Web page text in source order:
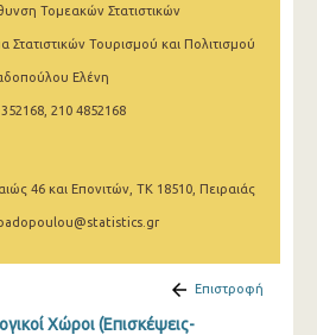
Τομεακών Στατιστικών
Στατιστικών Τουρισμού και Πολιτισμού
Ελένη
210 4852168
46 και Επονιτών, ΤΚ 18510, Πειραιάς
Επιστροφή
Χώροι (Επισκέψεις-